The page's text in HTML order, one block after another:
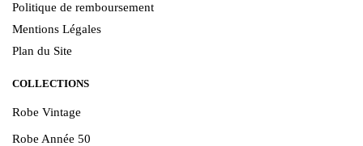
Politique de remboursement
Mentions Légales
Plan du Site
COLLECTIONS
Robe Vintage
Robe Année 50